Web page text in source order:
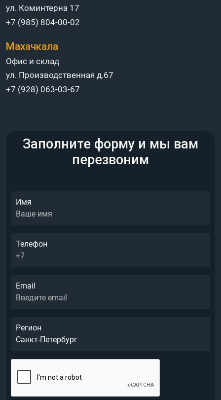
ул. Коминтерна 17
+7 (985) 804-00-02
Махачкала
Офис и склад
ул. Производственная д.67
+7 (928) 063-03-67
Заполните форму и мы вам
перезвоним
Имя
Телефон
Email
Регион